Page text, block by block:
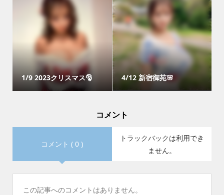
1/9 2023クリスマス🎅 4/12 新宿御苑🌸
コメント
コメント ( 0 )
トラックバックは利用でき
ません。
この記事へのコメントはありません。